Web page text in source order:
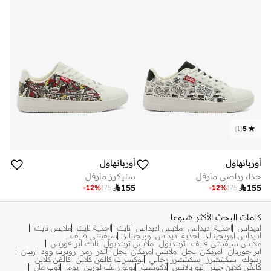
5
(
1
)
أوربانهاول
حذاء رياضي مارفل
155
175
-12%
أوربانهاول
سنيكرز مارفل
155
175
-12%
كلمات البحث الأكثر شيوعا
اديداس احذية اديداس ملابس اديداس نايك احذية نايك ملابس نايك
اديداس اوريجينالز
احذية اديداس اوريجينالز
سيفينتي فايف
ملابس سيفينتي فايف ترينديول ملابس ترينديول نايك اير فورس
اير جوردان
امريكان ايجل ملابس امريكان ايجل اندر ارمر روبرت وود
ريبان
ريبوك
سكيتشرز سكيتشرز رجالي بوكسرات كالفن كلاين كالفن كلاين
كالفن كلاين جينز نيو بالانس لاكوست بولو رالف لورين بوما
توب مان